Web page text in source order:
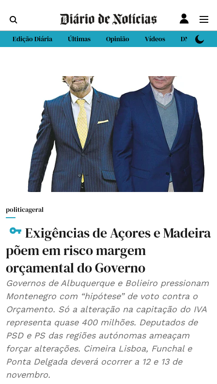
Edição Diária Últimas Opinião Vídeos DN Sport
politicageral
Exigências de Açores e Madeira
põem em risco margem
orçamental do Governo
Governos de Albuquerque e Bolieiro pressionam
Montenegro com “hipótese” de voto contra o
Orçamento. Só a alteração na capitação do IVA
representa quase 400 milhões. Deputados de
PSD e PS das regiões autónomas ameaçam
forçar alterações. Cimeira Lisboa, Funchal e
Ponta Delgada deverá ocorrer a 12 e 13 de
novembro.